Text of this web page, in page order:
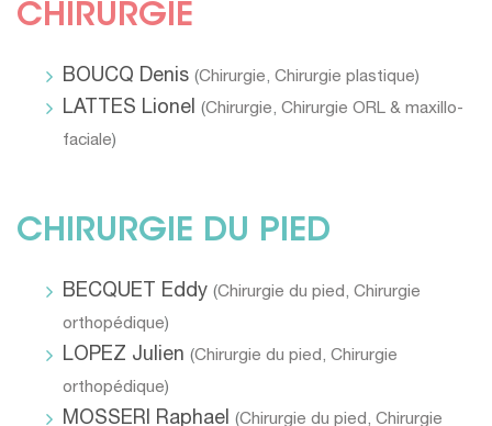
CHIRURGIE
BOUCQ Denis (Chirurgie,Chirurgie plastique)
LATTES Lionel (Chirurgie,Chirurgie ORL & maxillo-
faciale)
CHIRURGIE DU PIED
BECQUET Eddy (Chirurgie du pied,Chirurgie
orthopédique)
LOPEZ Julien (Chirurgie du pied,Chirurgie
orthopédique)
MOSSERI Raphael (Chirurgie du pied,Chirurgie